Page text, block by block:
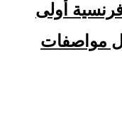
أولى
مواصفات